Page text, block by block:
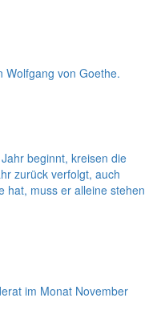
Wolfgang von Goethe.
beginnt, kreisen die
zurück verfolgt, auch
hat, muss er alleine stehen
im Monat November